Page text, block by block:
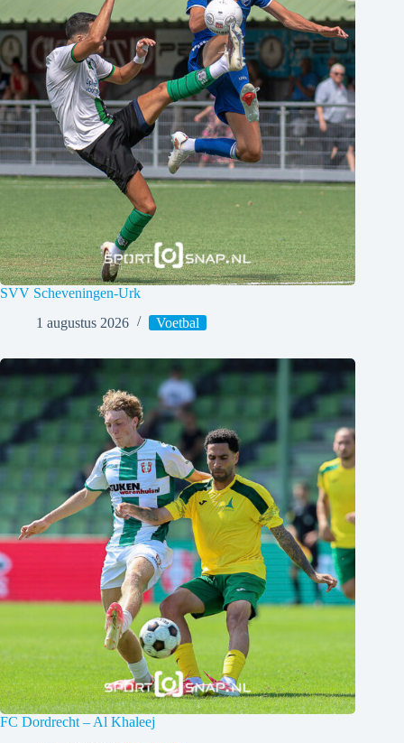
SVV Scheveningen-Urk
1 augustus 2026
Voetbal
FC Dordrecht – Al Khaleej